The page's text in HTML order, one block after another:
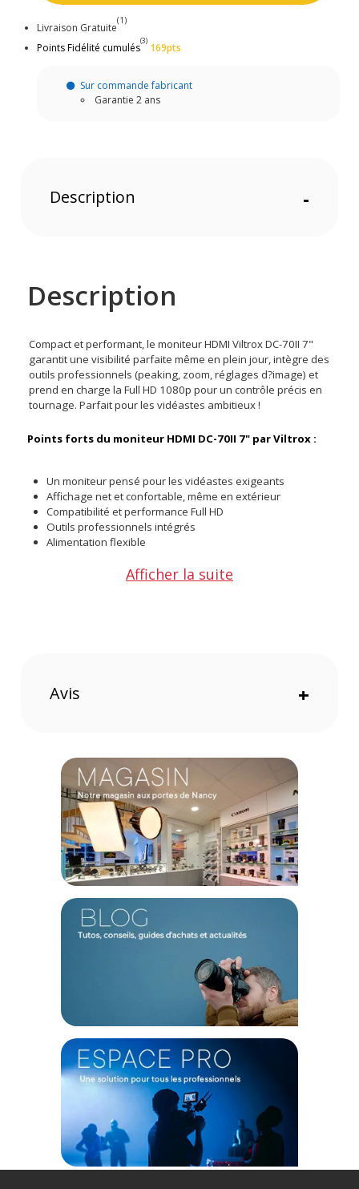
Livraison Gratuite
(1)
Points Fidélité cumulés
(3)
169pts
Sur commande fabricant
Garantie 2 ans
Description -
Description
Compact et performant, le moniteur HDMI Viltrox DC-70II 7"
garantit une visibilité parfaite même en plein jour, intègre des
outils professionnels (peaking, zoom, réglages d?image) et
prend en charge la Full HD 1080p pour un contrôle précis en
tournage. Parfait pour les vidéastes ambitieux !
Points forts du moniteur HDMI DC-70II 7" par Viltrox :
Un moniteur pensé pour les vidéastes exigeants
Affichage net et confortable, même en extérieur
Compatibilité et performance Full HD
Outils professionnels intégrés
Alimentation flexible
parfaitement lisible même en plein jour, tandis que le pare-
soleil inclus améliore le confort de visionnage dans toutes les
conditions de lumière.
Haute compatibilité et qualité Full HD optimale
Compatible avec la majorité des caméras grâce à son entrée
HDMI pleine taille et son entrée AV, le Viltrox DC-70II prend en
charge la vidéo jusqu’en 1080p en HD et SD, tout en
permettant une transmission sans perte vers un second
moniteur ou enregistreur via sa sortie HDMI en boucle.
Fonctionnalités avancées pour un contrôle précis de
Grâce à ses outils professionnels intégrés comme le peaking
pour une mise au point manuelle précise, le zoom pixel-à-
pixel pour inspecter chaque détail, des réglages d’image
personnalisables (luminosité, contraste, température des
couleurs, ton), et la surveillance audio via haut-parleur ou
prise casque 3,5 mm, le Viltrox DC-70II assure un contrôle
total de votre tournage.
Options d’alimentation pratiques et adaptables
Le Viltrox DC-70II offre une grande flexibilité d’alimentation
avec sa plaque de batterie L-series intégrée, compatible avec
les batteries Sony NP-F (vendues séparément), un port
d’alimentation secteur pour une utilisation prolongée
(adaptateur non inclus), et un port mini-USB pour les mises à
Afficher la suite
Avis +